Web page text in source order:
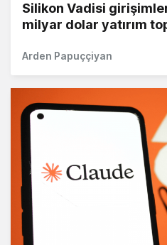
Silikon Vadisi
milyar dolar yatırım
Arden Papuççiyan